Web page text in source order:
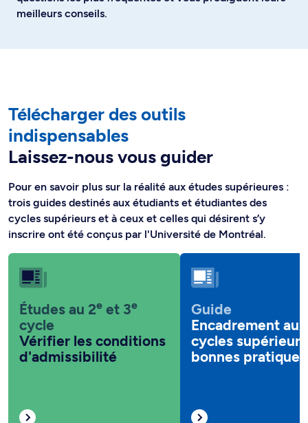
meilleurs conseils.
Télécharger des outils
indispensables
Laissez-nous vous guider
Pour en savoir plus sur la réalité aux études supérieures :
trois guides destinés aux étudiants et étudiantes des
cycles supérieurs et à ceux et celles qui désirent s’y
inscrire ont été conçus par l'Université de Montréal.
Études au 2e et 3e
cycle
Vérifier les conditions
d'admissibilité
Guide
Encadrement aux
cycles
bonnes pratiques